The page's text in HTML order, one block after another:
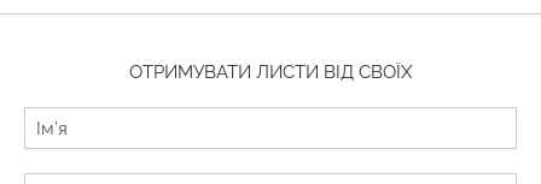
ОТРИМУВАТИ ЛИСТИ ВІД СВОЇХ